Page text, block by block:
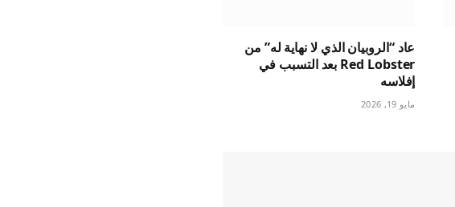
عاد “الروبيان الذي لا نهاية له” من
Red Lobster بعد التسبب في
إفلاسه
مايو 19, 2026